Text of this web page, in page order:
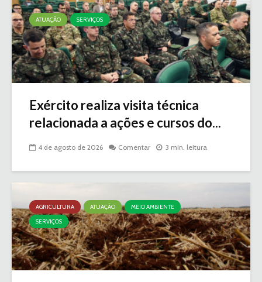
ATUAÇÃO SERVIÇOS
Exército realiza visita técnica
relacionada a ações e cursos do...
4 de agosto de 2026 Comentar 3 min. leitura
AGRICULTURA ATUAÇÃO
MEIO AMBIENTE
SERVIÇOS